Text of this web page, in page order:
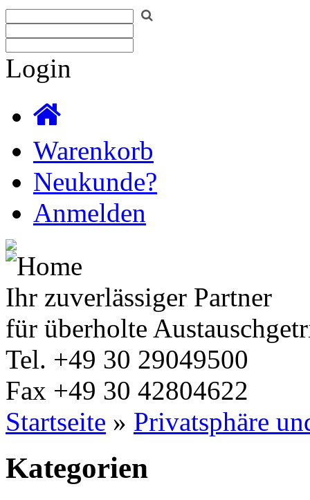
Login
Warenkorb
Neukunde?
Anmelden
Ihr zuverlässiger Partner
für überholte
Tel. +49 30 29049500
Fax +49 30 42804622
Startseite » Privatsphäre
Kategorien